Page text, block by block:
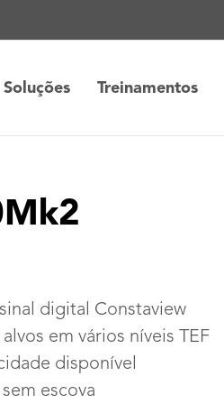
Soluções Treinamentos
digital Constaview
em vários níveis TEF
disponível
escova